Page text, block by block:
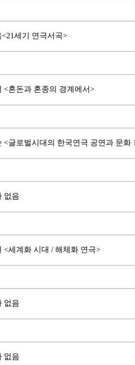
<21세기 연극서곡>
<혼돈과 혼종의 경계에서>
<글로벌시대의 한국연극 공연과 문화
없음
<세계화 시대 / 해체화 연극>
없음
없음